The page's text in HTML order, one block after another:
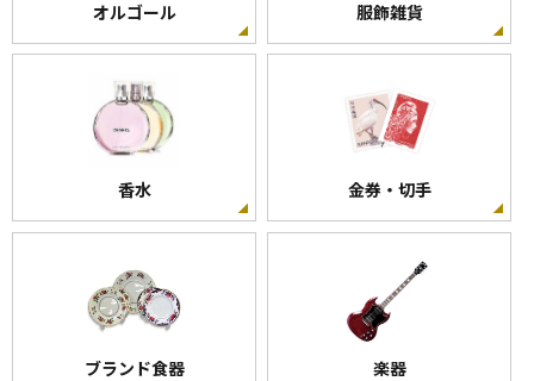
オルゴール 服飾雑貨
香水 金券・切手
ブランド食器 楽器